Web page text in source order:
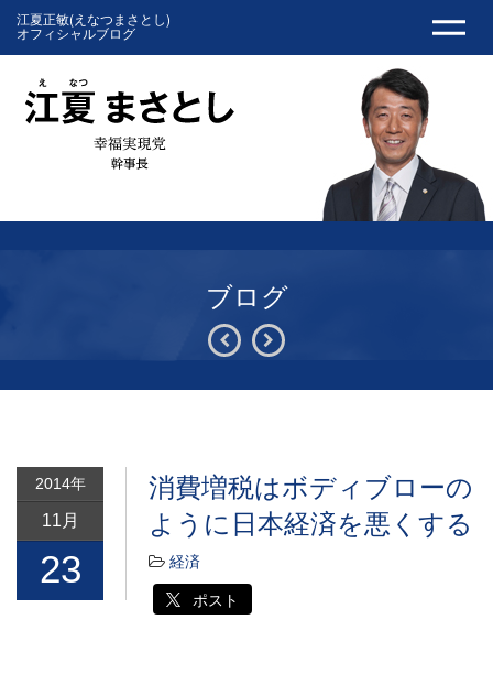
江夏正敏(えなつまさとし)
オフィシャルブログ
ブログ
2014年
11月
23
消費増税はボディブローの
ように日本経済を悪くする
経済
ポスト